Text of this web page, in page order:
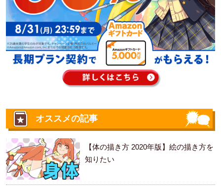
オススメの記事
【体の描き方 2020年版】絵の描き方を
知りたい